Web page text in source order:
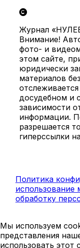
Журнал
Внимание!
фото- и
этом сайте,
юридически
материалов
досудебном и
зависимости
информации.
разрешается
гиперссылки
Политика
использование
обработку
Мы используем
представления
использовать этот